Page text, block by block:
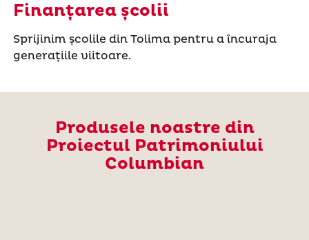
Finanțarea școlii
Sprijinim școlile din Tolima pentru a încuraja
generațiile viitoare.
Produsele noastre din
Proiectul Patrimoniului
Columbian